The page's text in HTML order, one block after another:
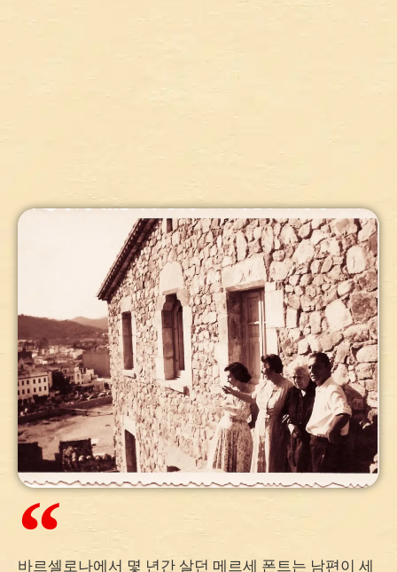
바르셀로나에서 몇 년간 살던 메르세 폰트는 남편이 세